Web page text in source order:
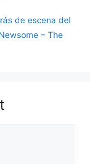
de escena del
– The